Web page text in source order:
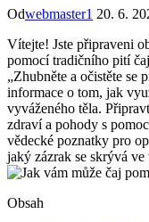
Odwebmaster1 20. 6.
Vítejte! Jste připraveni
pomocí tradičního pití
„Zhubněte⁢ a očistěte se
informace o tom, jak
vyváženého těla.⁣
⁢zdraví a pohody s
vědecké ‍poznatky pro
jaký zázrak se ‌skrývá ve
Obsah